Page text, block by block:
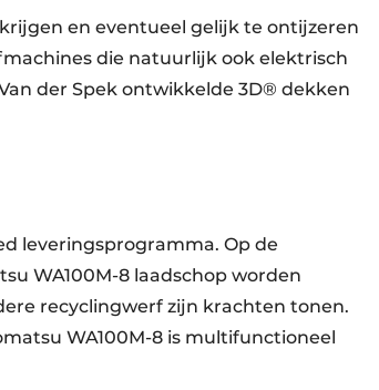
en eventueel gelijk te ontijzeren
die natuurlijk ook elektrisch
der Spek ontwikkelde 3D® dekken
leveringsprogramma. Op de
WA100M-8 laadschop worden
recyclingwerf zijn krachten tonen.
WA100M-8 is multifunctioneel